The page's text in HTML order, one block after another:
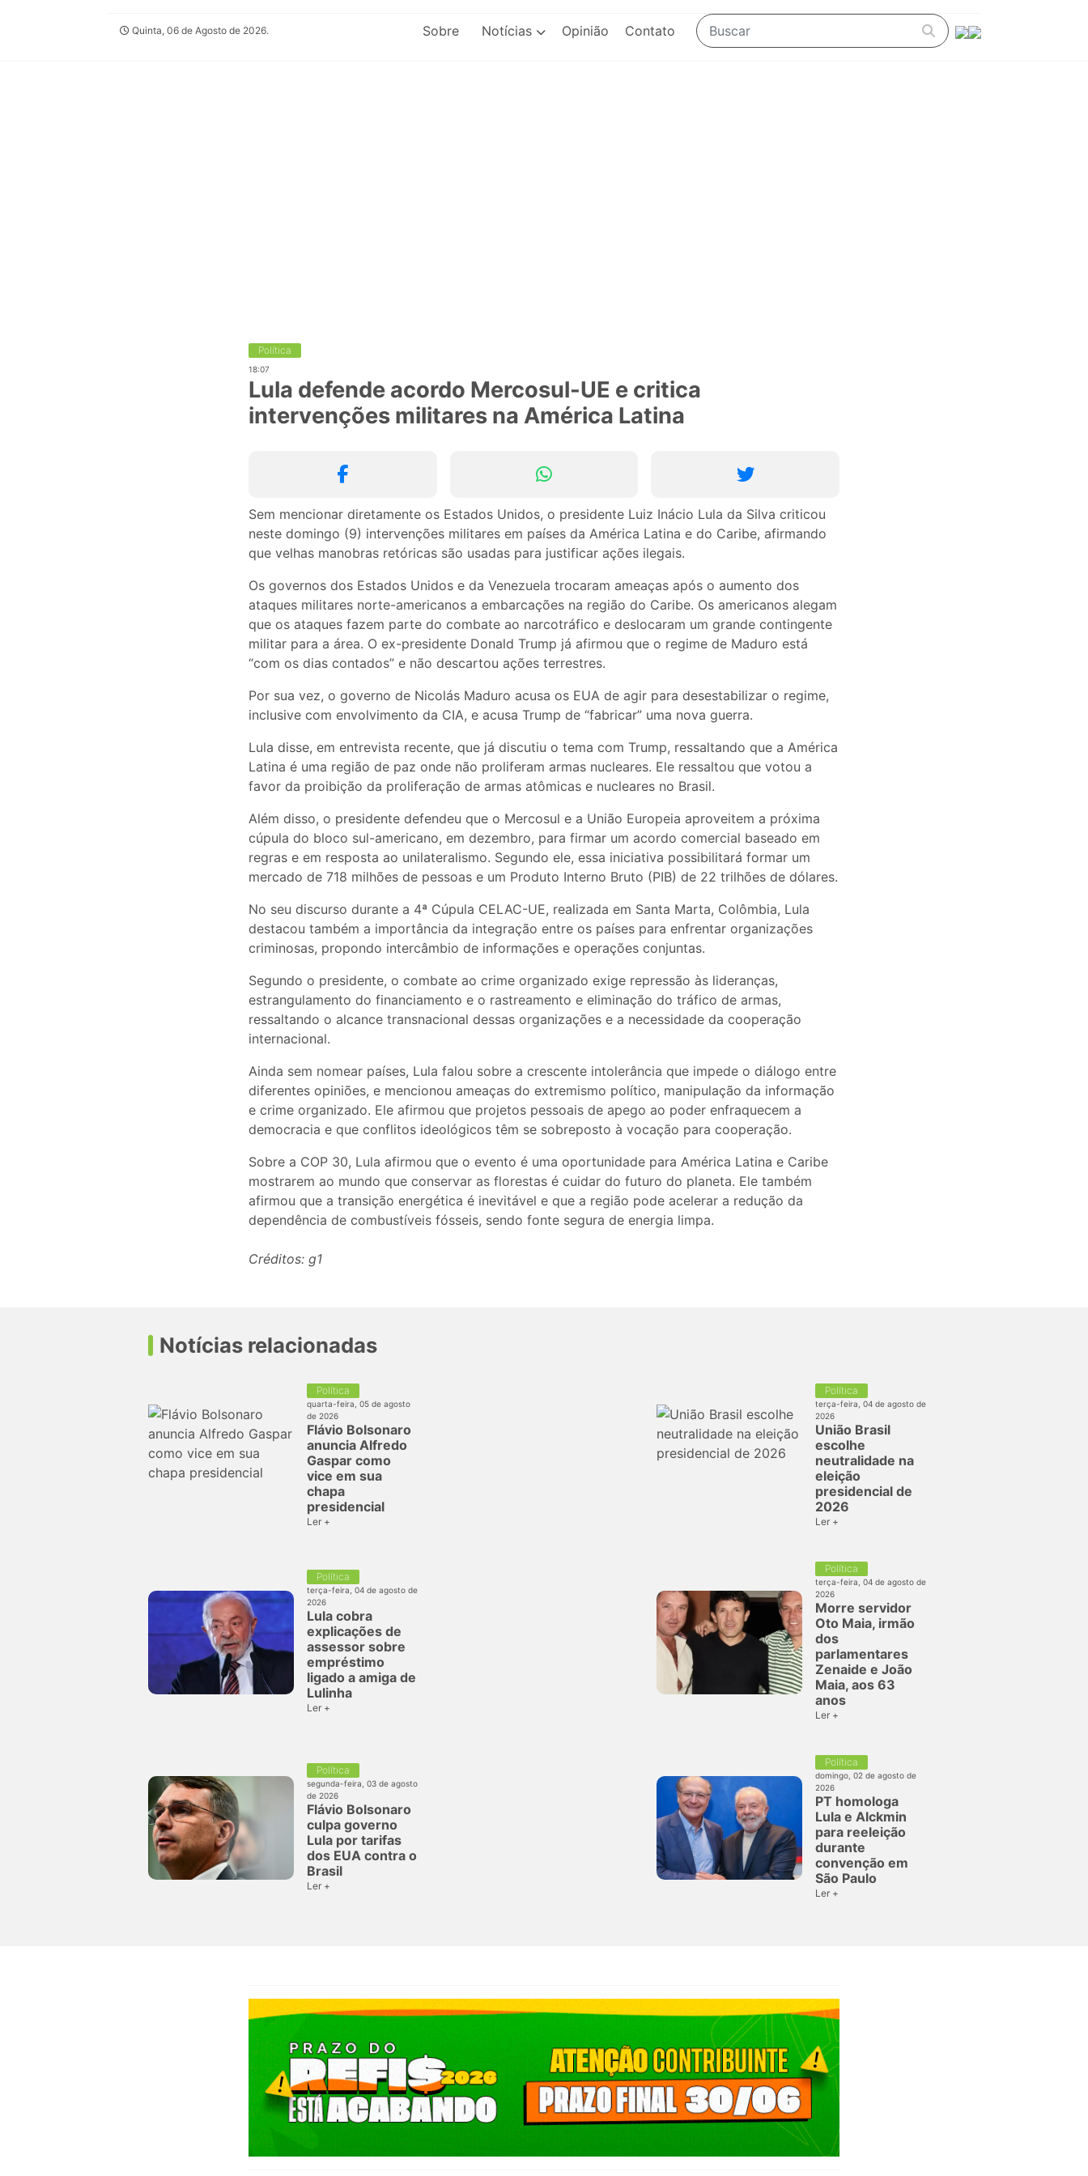
Quinta, 06 de Agosto de 2026. Sobre Notícias Opinião Contato
Política
18:07
Lula defende acordo Mercosul-UE e critica
intervenções militares na América Latina
Sem mencionar diretamente os Estados Unidos, o presidente Luiz Inácio Lula da Silva criticou
neste domingo (9) intervenções militares em países da América Latina e do Caribe, afirmando
que velhas manobras retóricas são usadas para justificar ações ilegais.
Os governos dos Estados Unidos e da Venezuela trocaram ameaças após o aumento dos
ataques militares norte-americanos a embarcações na região do Caribe. Os americanos alegam
que os ataques fazem parte do combate ao narcotráfico e deslocaram um grande contingente
militar para a área. O ex-presidente Donald Trump já afirmou que o regime de Maduro está
“com os dias contados” e não descartou ações terrestres.
Por sua vez, o governo de Nicolás Maduro acusa os EUA de agir para desestabilizar o regime,
inclusive com envolvimento da CIA, e acusa Trump de “fabricar” uma nova guerra.
Lula disse, em entrevista recente, que já discutiu o tema com Trump, ressaltando que a América
Latina é uma região de paz onde não proliferam armas nucleares. Ele ressaltou que votou a
favor da proibição da proliferação de armas atômicas e nucleares no Brasil.
Além disso, o presidente defendeu que o Mercosul e a União Europeia aproveitem a próxima
cúpula do bloco sul-americano, em dezembro, para firmar um acordo comercial baseado em
regras e em resposta ao unilateralismo. Segundo ele, essa iniciativa possibilitará formar um
mercado de 718 milhões de pessoas e um Produto Interno Bruto (PIB) de 22 trilhões de dólares.
No seu discurso durante a 4ª Cúpula CELAC-UE, realizada em Santa Marta, Colômbia, Lula
destacou também a importância da integração entre os países para enfrentar organizações
criminosas, propondo intercâmbio de informações e operações conjuntas.
Segundo o presidente, o combate ao crime organizado exige repressão às lideranças,
estrangulamento do financiamento e o rastreamento e eliminação do tráfico de armas,
ressaltando o alcance transnacional dessas organizações e a necessidade da cooperação
internacional.
Ainda sem nomear países, Lula falou sobre a crescente intolerância que impede o diálogo entre
diferentes opiniões, e mencionou ameaças do extremismo político, manipulação da informação
e crime organizado. Ele afirmou que projetos pessoais de apego ao poder enfraquecem a
democracia e que conflitos ideológicos têm se sobreposto à vocação para cooperação.
Sobre a COP 30, Lula afirmou que o evento é uma oportunidade para América Latina e Caribe
mostrarem ao mundo que conservar as florestas é cuidar do futuro do planeta. Ele também
afirmou que a transição energética é inevitável e que a região pode acelerar a redução da
dependência de combustíveis fósseis, sendo fonte segura de energia limpa.
Créditos: g1
Notícias relacionadas
Política
quarta-feira, 05 de agosto
de 2026
Flávio Bolsonaro
anuncia Alfredo
Gaspar como
vice em sua
chapa
presidencial
Ler +
Política
terça-feira, 04 de agosto de
2026
União Brasil
escolhe
neutralidade na
eleição
presidencial de
2026
Ler +
Política
terça-feira, 04 de agosto de
2026
Lula cobra
explicações de
assessor sobre
empréstimo
ligado a amiga de
Lulinha
Ler +
Política
terça-feira, 04 de agosto de
2026
Morre servidor
Oto Maia, irmão
dos
parlamentares
Zenaide e João
Maia, aos 63
anos
Ler +
Política
segunda-feira, 03 de agosto
de 2026
Flávio Bolsonaro
culpa governo
Lula por tarifas
dos EUA contra o
Brasil
Ler +
Política
domingo, 02 de agosto de
2026
PT homologa
Lula e Alckmin
para reeleição
durante
convenção em
São Paulo
Ler +